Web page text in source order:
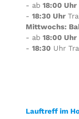
- ab 18:00 Uhr
- 18:30 Uhr
Mittwochs:
- ab 18:00 Uhr
- 18:30 Uhr
Lauftreff im